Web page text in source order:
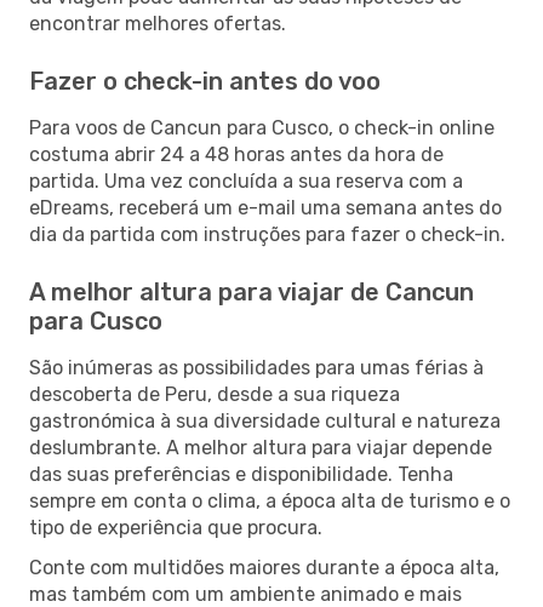
encontrar melhores ofertas.
Fazer o check-in antes do voo
Para voos de Cancun para Cusco, o check-in online
costuma abrir 24 a 48 horas antes da hora de
partida. Uma vez concluída a sua reserva com a
eDreams, receberá um e-mail uma semana antes do
dia da partida com instruções para fazer o check-in.
A melhor altura para viajar de Cancun
para Cusco
São inúmeras as possibilidades para umas férias à
descoberta de Peru, desde a sua riqueza
gastronómica à sua diversidade cultural e natureza
deslumbrante. A melhor altura para viajar depende
das suas preferências e disponibilidade. Tenha
sempre em conta o clima, a época alta de turismo e o
tipo de experiência que procura.
Conte com multidões maiores durante a época alta,
mas também com um ambiente animado e mais